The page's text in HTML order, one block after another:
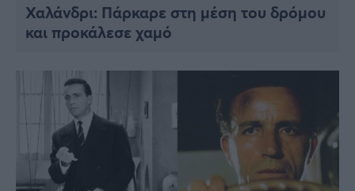
Χαλάνδρι: Πάρκαρε στη μέση του δρόμου
και προκάλεσε χαμό